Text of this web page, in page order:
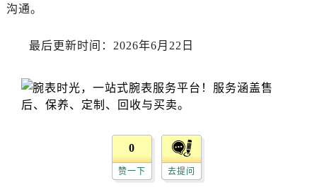
沟通。
最后更新时间：2026年6月22日
0
赞一下 去提问